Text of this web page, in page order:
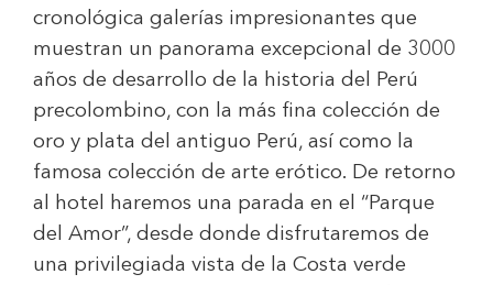
cronológica galerías impresionantes que
muestran un panorama excepcional de 3000
años de desarrollo de la historia del Perú
precolombino, con la más fina colección de
oro y plata del antiguo Perú, así como la
famosa colección de arte erótico. De retorno
al hotel haremos una parada en el “Parque
del Amor”, desde donde disfrutaremos de
una privilegiada vista de la Costa verde